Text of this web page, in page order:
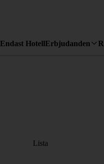
Endast HotellErbjudanden
Lista